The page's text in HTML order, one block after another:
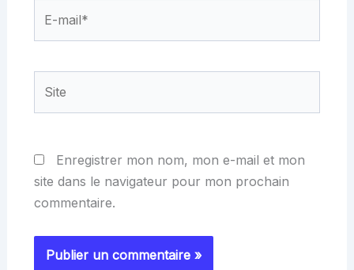
mail*
Enregistrer mon nom, mon e-mail et mon
site dans le navigateur pour mon prochain
commentaire.